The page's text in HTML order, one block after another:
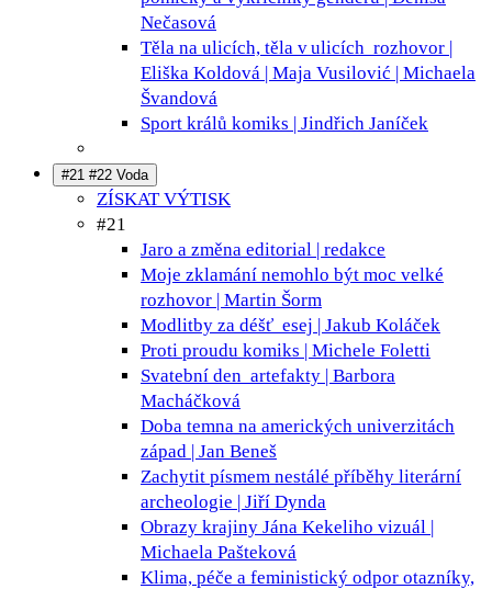
Nečasová
Těla na ulicích, těla v ulicích rozhovor |
Eliška Koldová | Maja Vusilović | Michaela
Švandová
Sport králů komiks | Jindřich Janíček
#21 #22 Voda
ZÍSKAT VÝTISK
#21
Jaro a změna editorial | redakce
Moje zklamání nemohlo být moc velké
rozhovor | Martin Šorm
Modlitby za déšť esej | Jakub Koláček
Proti proudu komiks | Michele Foletti
Svatební den artefakty | Barbora
Macháčková
Doba temna na amerických univerzitách
západ | Jan Beneš
Zachytit písmem nestálé příběhy literární
archeologie | Jiří Dynda
Obrazy krajiny Jána Kekeliho vizuál |
Michaela Pašteková
Klima, péče a feministický odpor otazníky,